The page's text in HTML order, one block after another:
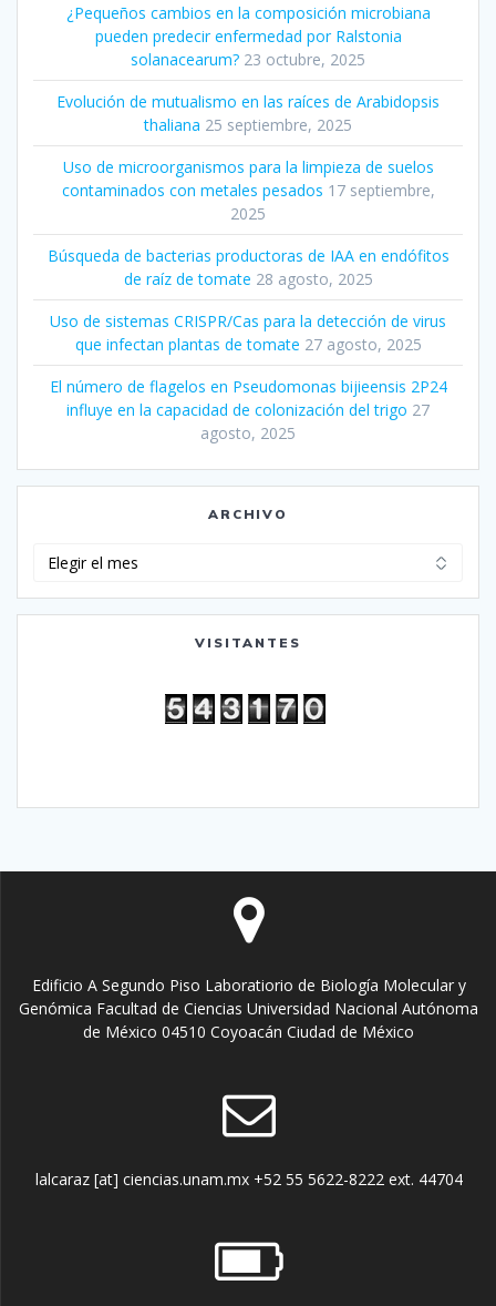
¿Pequeños cambios en la composición microbiana
pueden predecir enfermedad por Ralstonia
solanacearum? 23 octubre, 2025
Evolución de mutualismo en las raíces de Arabidopsis
thaliana 25 septiembre, 2025
Uso de microorganismos para la limpieza de suelos
contaminados con metales pesados 17 septiembre,
2025
Búsqueda de bacterias productoras de IAA en endófitos
de raíz de tomate 28 agosto, 2025
Uso de sistemas CRISPR/Cas para la detección de virus
que infectan plantas de tomate 27 agosto, 2025
El número de flagelos en Pseudomonas bijieensis 2P24
influye en la capacidad de colonización del trigo 27
agosto, 2025
ARCHIVO
VISITANTES
Edificio A Segundo Piso Laboratiorio de Biología Molecular y
Genómica Facultad de Ciencias Universidad Nacional Autónoma
de México 04510 Coyoacán Ciudad de México
lalcaraz [at] ciencias.unam.mx +52 55 5622-8222 ext. 44704